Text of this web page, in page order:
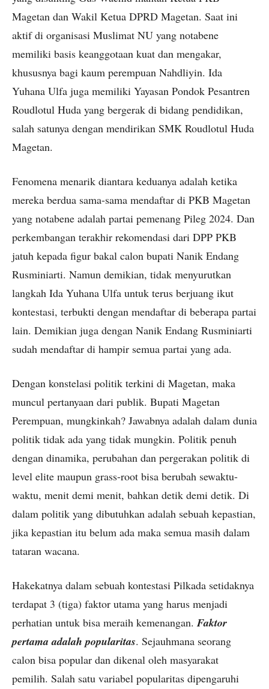
Magetan dan Wakil Ketua DPRD Magetan. Saat ini
aktif di organisasi Muslimat NU yang notabene
memiliki basis keanggotaan kuat dan mengakar,
khususnya bagi kaum perempuan Nahdliyin. Ida
Yuhana Ulfa juga memiliki Yayasan Pondok Pesantren
Roudlotul Huda yang bergerak di bidang pendidikan,
salah satunya dengan mendirikan SMK Roudlotul Huda
Magetan.
Fenomena menarik diantara keduanya adalah ketika
mereka berdua sama-sama mendaftar di PKB Magetan
yang notabene adalah partai pemenang Pileg 2024. Dan
perkembangan terakhir rekomendasi dari DPP PKB
jatuh kepada figur bakal calon bupati Nanik Endang
Rusminiarti. Namun demikian, tidak menyurutkan
langkah Ida Yuhana Ulfa untuk terus berjuang ikut
kontestasi, terbukti dengan mendaftar di beberapa partai
lain. Demikian juga dengan Nanik Endang Rusminiarti
sudah mendaftar di hampir semua partai yang ada.
Dengan konstelasi politik terkini di Magetan, maka
muncul pertanyaan dari publik. Bupati Magetan
Perempuan, mungkinkah? Jawabnya adalah dalam dunia
politik tidak ada yang tidak mungkin. Politik penuh
dengan dinamika, perubahan dan pergerakan politik di
level elite maupun grass-root bisa berubah sewaktu-
waktu, menit demi menit, bahkan detik demi detik. Di
dalam politik yang dibutuhkan adalah sebuah kepastian,
jika kepastian itu belum ada maka semua masih dalam
tataran wacana.
Hakekatnya dalam sebuah kontestasi Pilkada setidaknya
terdapat 3 (tiga) faktor utama yang harus menjadi
perhatian untuk bisa meraih kemenangan.Faktor
pertama adalah popularitas. Sejauhmana seorang
calon bisa popular dan dikenal oleh masyarakat
pemilih. Salah satu variabel popularitas dipengaruhi